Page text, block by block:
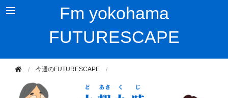
Fm yokohama
FUTURESCAPE
今週のFUTURESCAPE